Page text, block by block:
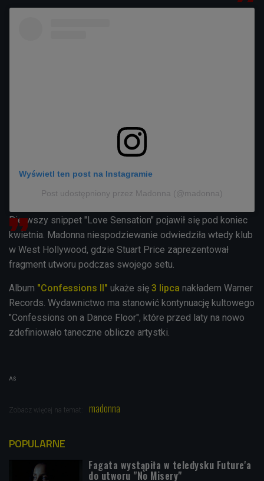
Wyświetl ten post na Instagramie
Post udostępniony przez Madonna (@madonna)
Pierwszy snippet "Love Sensation" pojawił się pod koniec
kwietnia. Madonna niespodziewanie odwiedziła wtedy klub
w West Hollywood, gdzie Stuart Price zaprezentował
fragment utworu podczas swojego setu.
Album "Confessions II" ukaże się 3 lipca nakładem Warner
Records. Wydawnictwo ma stanowić kontynuację kultowego
"Confessions on a Dance Floor", które przed laty na nowo
zdefiniowało taneczne oblicze artystki.
AŚ
Zobacz więcej na temat: madonna
POPULARNE
Fagata wystąpiła w teledysku Future'a
do utworu "No Misery"